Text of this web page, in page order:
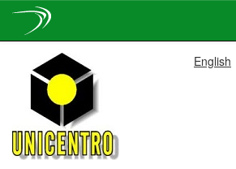
navigation
English